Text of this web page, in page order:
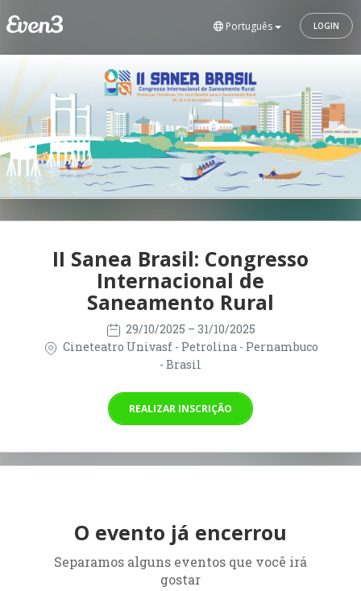
Português LOGIN
II Sanea Brasil: Congresso
Internacional de
Saneamento Rural
29/10/2025 – 31/10/2025
Cineteatro Univasf - Petrolina - Pernambuco
- Brasil
REALIZAR INSCRIÇÃO
O evento já encerrou
Separamos alguns eventos que você irá
gostar